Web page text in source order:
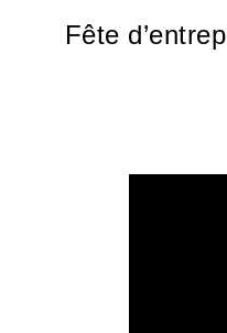
Fête